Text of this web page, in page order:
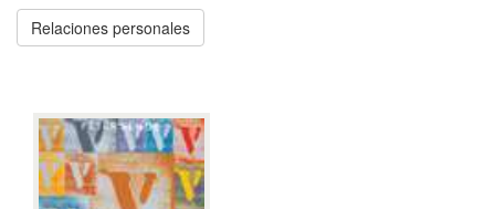
Relaciones personales